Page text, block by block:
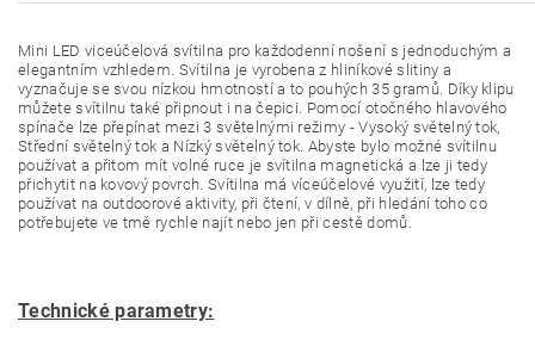
Mini LED viceúčelová svítilna pro každodenní nošení s jednoduchým a
elegantním vzhledem. Svítilna je vyrobena z hliníkové slitiny a
vyznačuje se svou nízkou hmotností a to pouhých 35 gramů. Díky klipu
můžete svítilnu také připnout i na čepici. Pomocí otočného hlavového
spínače lze přepínat mezi 3 světelnými režimy - Vysoký světelný tok,
Střední světelný tok a Nízký světelný tok. Abyste bylo možné svítilnu
používat a přitom mít volné ruce je svítilna magnetická a lze ji tedy
přichytit na kovový povrch. Svítilna má víceúčelové využití, lze tedy
používat na outdoorové aktivity, při čtení, v dílně, při hledání toho co
potřebujete ve tmě rychle najít nebo jen při cestě domů.
Technické parametry: